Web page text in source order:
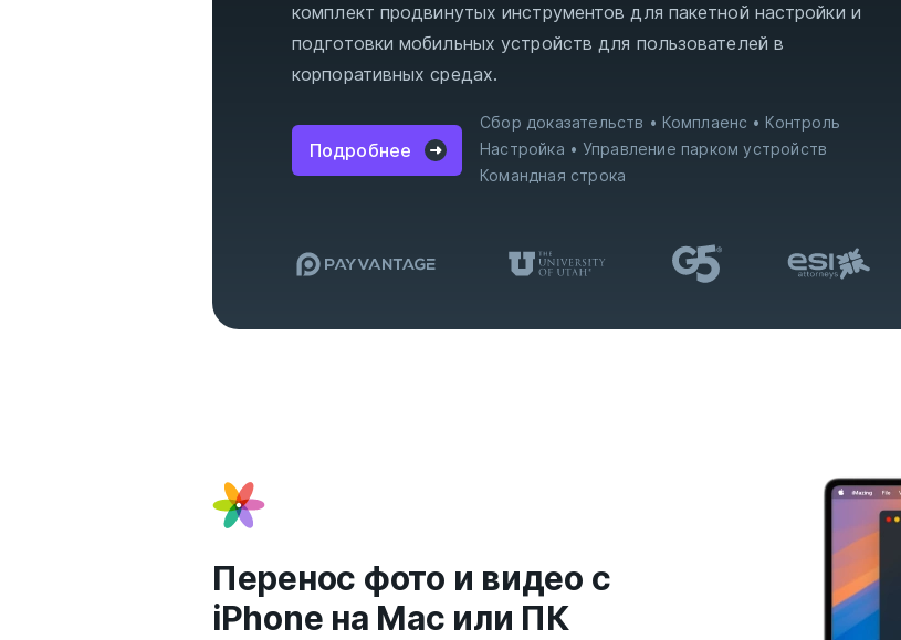
комплект продвинутых инструментов для пакетной настройки и
подготовки мобильных устройств для пользователей в
корпоративных средах.
Подробнее
Сбор доказательств Комплаенс
Контроль
Настройка
Управление парком устройств
Командная строка
Перенос фото и видео с
iPhone на Mac или ПК